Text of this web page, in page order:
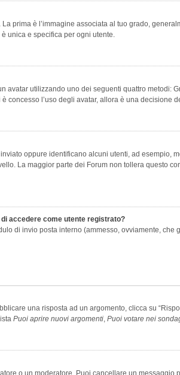
prima è l’immagine associata al tuo grado,
unica e specifica per ogni utente.
avatar utilizzando uno dei seguenti quattro metodi:
l’uso degli avatar, allora è una decisione
oppure identificano alcuni utenti, ad esempio,
La maggior parte dei Forum non tollera questo
accedere come utente registrato?
di invio posta interno (ammesso, ovviamente,
una risposta ad un argomento, clicca su
Puoi aprire nuovi argomenti, Puoi votare nei
o un moderatore. Puoi cancellare un